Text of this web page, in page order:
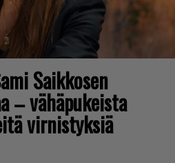
Saikkosen
– vähäpukeista
virnistyksiä